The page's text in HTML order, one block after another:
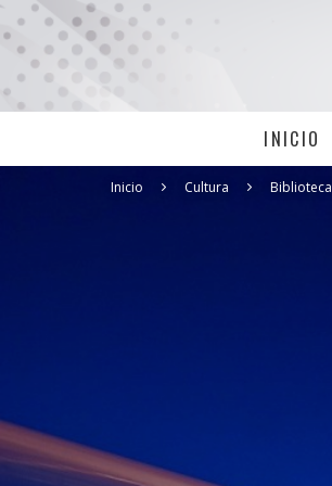
INICIO
Inicio Cultura Biblioteca